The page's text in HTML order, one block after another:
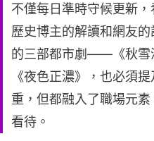
不僅每日準時守候更新
歷史博主的解讀和網友
的三部都市劇——《秋雪
《夜色正濃》，也必須
重，但都融入了職場元
看待。